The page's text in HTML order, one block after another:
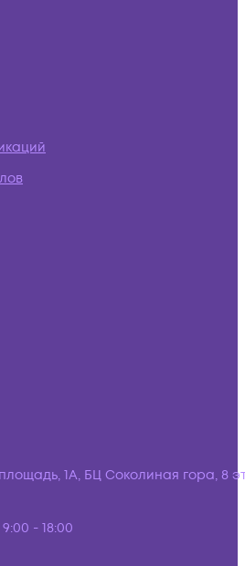
1А, БЦ Соколиная гора, 8
- 18:00